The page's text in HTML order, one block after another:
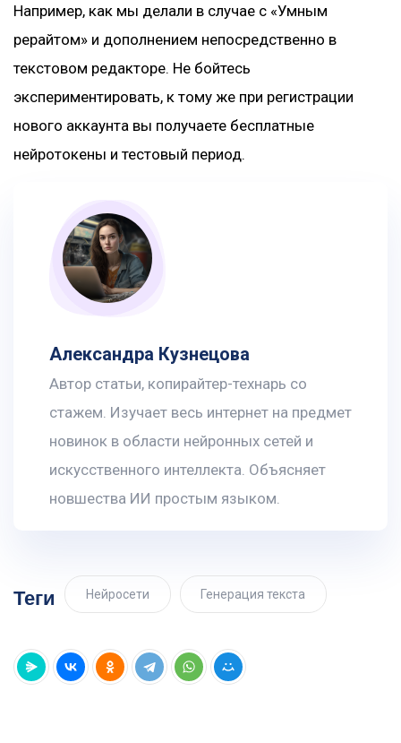
Например, как мы делали в случае с «Умным
рерайтом» и дополнением непосредственно в
текстовом редакторе. Не бойтесь
экспериментировать, к тому же при регистрации
нового аккаунта вы получаете бесплатные
нейротокены и тестовый период.
Александра Кузнецова
Автор статьи, копирайтер-технарь со
стажем. Изучает весь интернет на предмет
новинок в области нейронных сетей и
искусственного интеллекта. Объясняет
новшества ИИ простым языком.
Теги Нейросети Генерация текста